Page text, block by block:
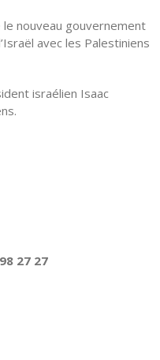
nouveau gouvernement
avec les Palestiniens
israélien Isaac
27 27